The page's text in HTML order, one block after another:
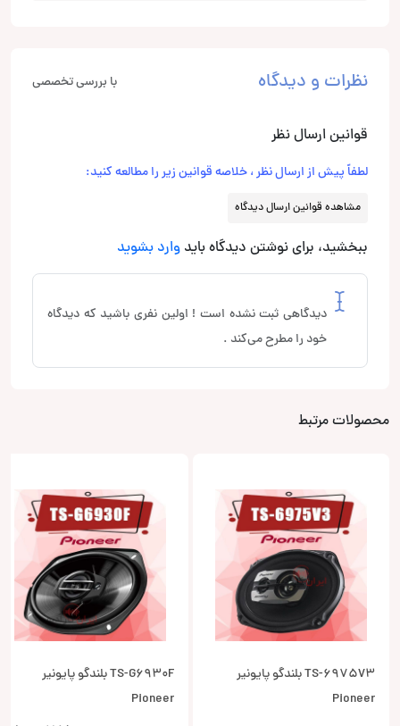
نظرات و دیدگاه با بررسی تخصصی
قوانین ارسال نظر
لطفاً پیش از ارسال نظر ، خلاصه قوانین زیر را مطالعه کنید:
مشاهده قوانین ارسال دیدگاه
ببخشید، برای نوشتن دیدگاه باید وارد بشوید
دیدگاهی ثبت نشده است ! اولین نفری باشید که دیدگاه
خود را مطرح می‌کند .
محصولات مرتبط
TS-6975V3 بلندگو پایونیر
Pioneer
TS-G6930F بلندگو پایونیر
Pioneer